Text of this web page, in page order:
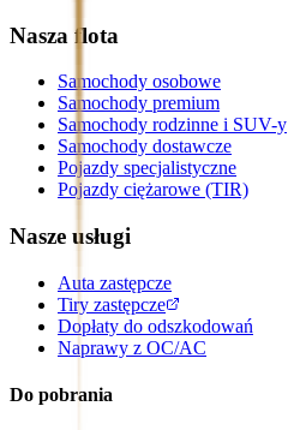
Nasza flota
Samochody osobowe
Samochody premium
Samochody rodzinne i SUV-y
Samochody dostawcze
Pojazdy specjalistyczne
Pojazdy ciężarowe (TIR)
Nasze usługi
Auta zastępcze
Tiry zastępcze
Dopłaty do odszkodowań
Naprawy z OC/AC
Do pobrania